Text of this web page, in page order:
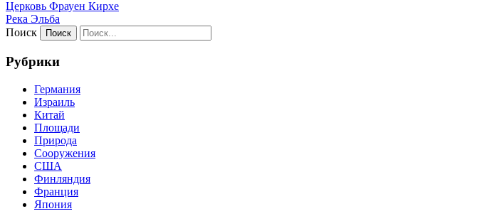
Церковь Фрауен Кирхе
Река Эльба
Поиск
Рубрики
Германия
Израиль
Китай
Площади
Природа
Сооружения
США
Финляндия
Франция
Япония